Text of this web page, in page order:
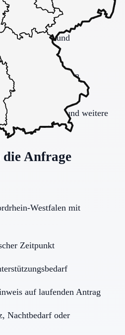
Fahrdienst und
und zu den
Person?
Familie und weitere
die Anfrage
Westfalen mit
Zeitpunkt
auf laufenden Antrag
Nachtbedarf oder